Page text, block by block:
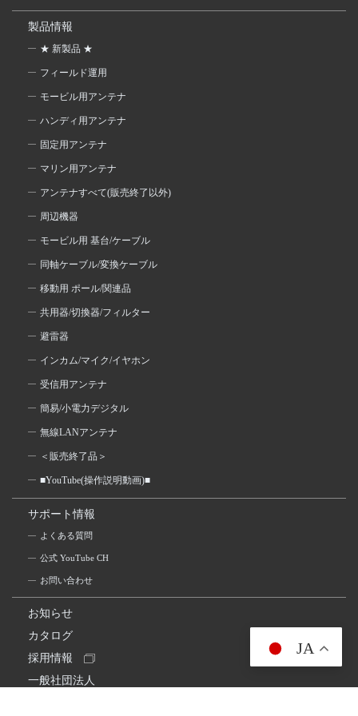
製品情報
★ 新製品 ★
フィールド運用
モービル用アンテナ
ハンディ用アンテナ
固定用アンテナ
マリン用アンテナ
アンテナすべて(販売終了以外)
周辺機器
モービル用 基台/ケーブル
同軸ケーブル/変換ケーブル
移動用 ポール/関連品
共用器/切換器/フィルター
避雷器
インカム/マイク/イヤホン
受信用アンテナ
簡易/小電力デジタル
無線LANアンテナ
＜販売終了品＞
■YouTube(操作説明動画)■
サポート情報
よくある質問
公式 YouTube CH
お問い合わせ
お知らせ
カタログ
採用情報
一般社団法人
JA